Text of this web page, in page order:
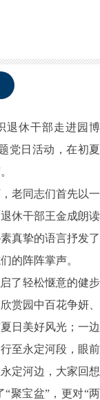
退休干部走进园博
党日活动，在初夏
老同志们首先以一
休干部王金成朗读
真挚的语言抒发了
的阵阵掌声。
了轻松惬意的健步
赏园中百花争妍、
日美好风光；一边
至永定河段，眼前
定河边，大家回想
聚宝盆”，更对“两